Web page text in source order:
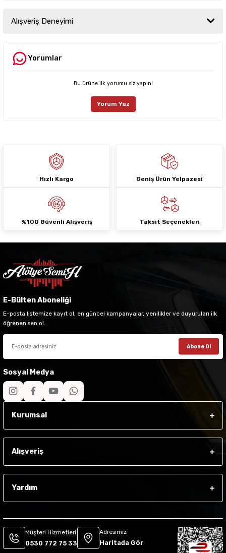
yetersiz gördüğünüz noktaları öneri formunu kullanarak tarafımıza
iletebilirsiniz.
Ürün resmi kalitesiz, bozuk veya görüntülenemiyor.
Ürün fiyatı diğer sitelerden daha pahalı.
Alışveriş Deneyimi
Deneyimini Paylaş
Yorumlar
Bu ürüne ilk yorumu siz yapın!
Yorum Yaz
Hızlı Kargo Geniş Ürün Yelpazesi
%100 Güvenli Alışveriş Taksit Seçenekleri
E-Bülten Aboneliği
E-posta listemize kayıt ol, en güncel kampanyalar, yenilikler ve duyuruları ilk
öğrenen sen ol.
Abone Ol
Sosyal Medya
Kurumsal
Alışveriş
Yardım
Müşteri Hizmetleri
0530 772 75 33
Adresimiz
Haritada Gör